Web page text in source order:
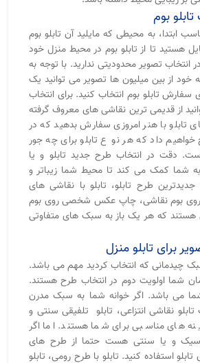
بوم
ابتدا، به محیطی که مایلید آن تابلو بوم
هستید تا از تابلو بوم در محیط منزل خود
انتخاب تصویر محدودیتی ندارید. با توجه به
خود از بین میلیون ها تصویر می توانید یک
سفارش تابلو بوم انتخاب کنید. برای انتخاب
از قدیمی ترین نقاشی های معروف گرفته
تابلو با هنر امروزی سفارش بدهید که در
داد که هر نو ع تابلو برای چه جور
دقت در انتخاب طرح جدید تابلو و یا
شما کمک می کند تا محیط شما زیباتر و
طرح تابلو، تابلو با نقاشی های
بوم نقاشی، چاپ عکس شخصی روی بوم
که هر یک باز به سبک های متفاوتی
برای تابلو منزل
چیدمانی که انتخاب کردید مهم می باشد.
شما اولویت دوم در انتخاب طرح هستند.
می باشد. اگر خوانه شما به سبک مدرن
نقاشی انتزاعی، تابلو تلفیقی سنتی و
های مناسبی برای شما هستند. اما اگر
و یا سنتی هست حتما از طرح های
استفاده کنید. تابلو با طرح رومی، تابلو